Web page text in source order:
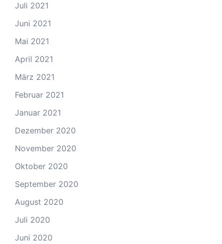
Juli 2021
Juni 2021
Mai 2021
April 2021
März 2021
Februar 2021
Januar 2021
Dezember 2020
November 2020
Oktober 2020
September 2020
August 2020
Juli 2020
Juni 2020